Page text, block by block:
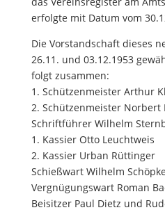
erfolgte mit Datum vom
Die Vorstandschaft dieses
26.11. und 03.12.1953
folgt zusammen:
1. Schützenmeister Arthur
2. Schützenmeister Norbert
Schriftführer Wilhelm
1. Kassier Otto Leuchtweis
2. Kassier Urban Rüttinger
Schießwart Wilhelm Schöpke
Vergnügungswart Roman
Beisitzer Paul Dietz und